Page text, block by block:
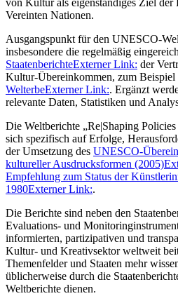
von Kultur als eigenständiges Ziel der
Vereinten Nationen.
Ausgangspunkt für den UNESCO-
insbesondere die regelmäßig
StaatenberichteExterner Link: der
Kultur-Übereinkommen, zum Beispiel
WelterbeExterner Link:. Ergänzt
relevante Daten, Statistiken und
Die Weltberichte „Re|Shaping
sich spezifisch auf Erfolge,
der Umsetzung des UNESCO-
kultureller Ausdrucksformen (2005)
Empfehlung zum Status der
1980Externer Link:.
Die Berichte sind neben den
Evaluations- und
informierten, partizipativen und
Kultur- und Kreativsektor weltweit
Themenfelder und Staaten mehr
üblicherweise durch die
Weltberichte dienen.